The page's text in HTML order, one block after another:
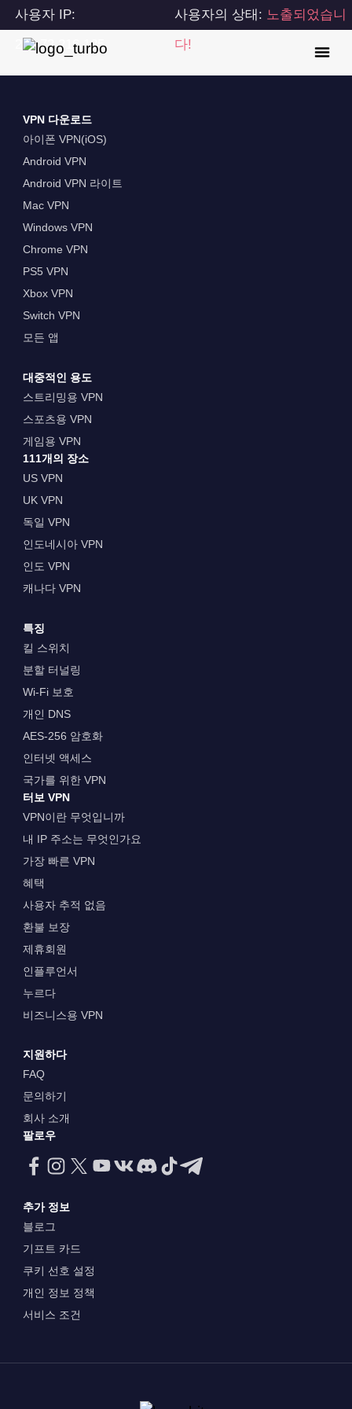
사용자 IP:
216.73.216.185
사용자의 상태: 노출되었습니
다!
VPN 다운로드
아이폰 VPN(iOS)
Android VPN
Android VPN 라이트
Mac VPN
Windows VPN
Chrome VPN
PS5 VPN
Xbox VPN
Switch VPN
모든 앱
대중적인 용도
스트리밍용 VPN
스포츠용 VPN
게임용 VPN
111개의 장소
US VPN
UK VPN
독일 VPN
인도네시아 VPN
인도 VPN
캐나다 VPN
특징
킬 스위치
분할 터널링
Wi-Fi 보호
개인 DNS
AES-256 암호화
인터넷 액세스
국가를 위한 VPN
터보 VPN
VPN이란 무엇입니까
내 IP 주소는 무엇인가요
가장 빠른 VPN
혜택
사용자 추적 없음
환불 보장
제휴회원
인플루언서
누르다
비즈니스용 VPN
지원하다
FAQ
문의하기
회사 소개
팔로우
추가 정보
블로그
기프트 카드
쿠키 선호 설정
개인 정보 정책
서비스 조건